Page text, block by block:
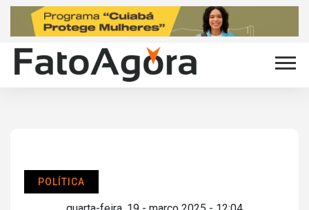
POLÍTICA